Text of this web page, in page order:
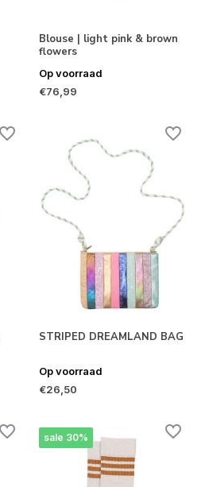
Blouse | light pink & brown
flowers
Op voorraad
€76,99
STRIPED DREAMLAND BAG
Op voorraad
€26,50
sale 30%